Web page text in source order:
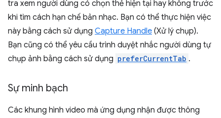
tra xem người dùng có chọn thẻ hiện tại hay không trước
khi tìm cách hạn chế bản nhạc. Bạn có thể thực hiện việc
này bằng cách sử dụng Capture Handle (Xử lý chụp).
Bạn cũng có thể yêu cầu trình duyệt nhắc người dùng tự
chụp ảnh bằng cách sử dụng preferCurrentTab .
Sự minh bạch
Các khung hình video mà ứng dụng nhận được thông